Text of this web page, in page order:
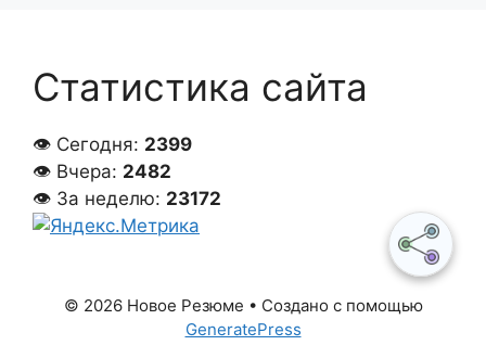
Статистика сайта
👁 Сегодня: 2399
👁 Вчера: 2482
👁 За неделю: 23172
© 2026 Новое Резюме • Создано с помощью
GeneratePress